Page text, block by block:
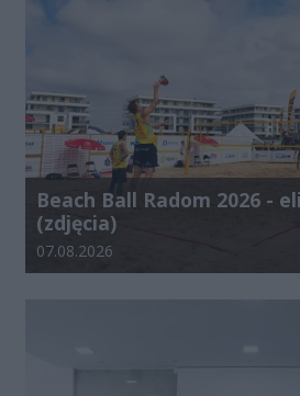
Beach Ball Radom 2026 -
(zdjęcia)
Data dodania galerii:
07.08.2026